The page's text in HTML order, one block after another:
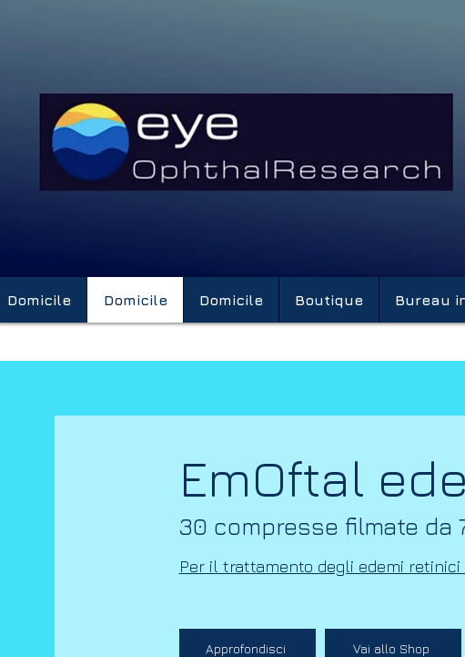
Domicile Domicile Domicile Boutique Bureau
EmOftal
30 compresse filmate da
Per il trattamento degli edemi retinici
Approfondisci Vai allo Shop